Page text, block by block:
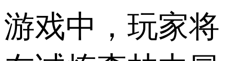
游戏中，玩家将